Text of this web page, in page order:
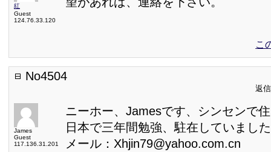
紅
Guest
124.76.33.120
こ
No4504
返
James
Guest
117.136.31.201
ニーホー、Jamesです、シンセンで
日本で三年間勉強、駐在していまし
メール：Xhjin79@yahoo.com.cn